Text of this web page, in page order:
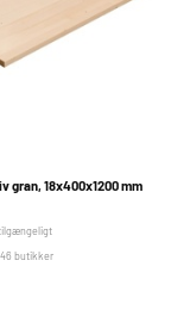
gran, 18x400x1200 mm
butikker